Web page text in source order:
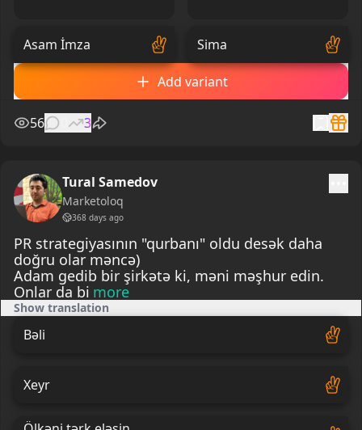
Asam İmza Sima
Add variant
56 3
Tural Samedov
Marketoloq
368 days ago
PR strategiyasının "qurbanı" oldu desək daha
doğru olar məncə)
Adam gedib bir şirkətə ki, məni məşhur edin.
Onlar da bi more
Show translation
Bəli
Xeyr